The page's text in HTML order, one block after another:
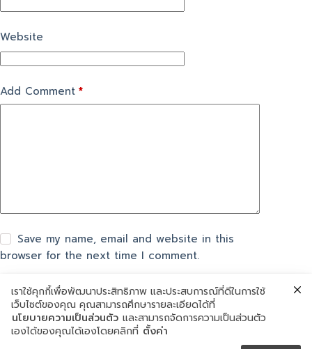
Website
Add Comment *
Save my name, email and website in this
browser for the next time I comment.
แสดงความเห็น
เราใช้คุกกี้เพื่อพัฒนาประสิทธิภาพ และประสบการณ์ที่ดีในการใช้
เว็บไซต์ของคุณ คุณสามารถศึกษารายละเอียดได้ที่
นโยบายความเป็นส่วนตัว และสามารถจัดการความเป็นส่วนตัว
เองได้ของคุณได้เองโดยคลิกที่ ตั้งค่า